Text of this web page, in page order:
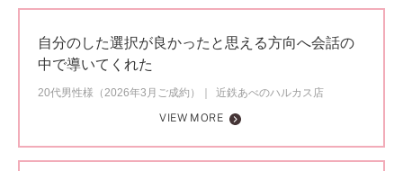
自分のした選択が良かったと思える方向へ会話の
中で導いてくれた
20代男性様（2026年3月ご成約）
近鉄あべのハルカス店
VIEW MORE